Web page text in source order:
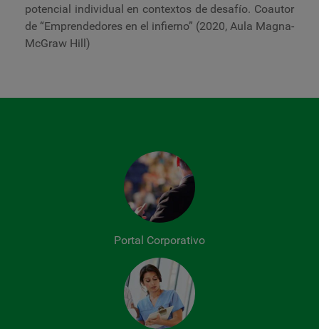
potencial individual en contextos de desafío. Coautor
de “Emprendedores en el infierno” (2020, Aula Magna-
McGraw Hill)
Portal Corporativo